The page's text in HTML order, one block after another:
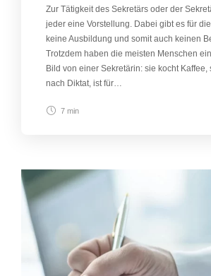
Zur Tätigkeit des Sekretärs oder der
jeder eine Vorstellung. Dabei gibt es für
keine Ausbildung und somit auch keinen
Trotzdem haben die meisten Menschen
Bild von einer Sekretärin: sie kocht Kaffee,
nach Diktat, ist für…
7 min